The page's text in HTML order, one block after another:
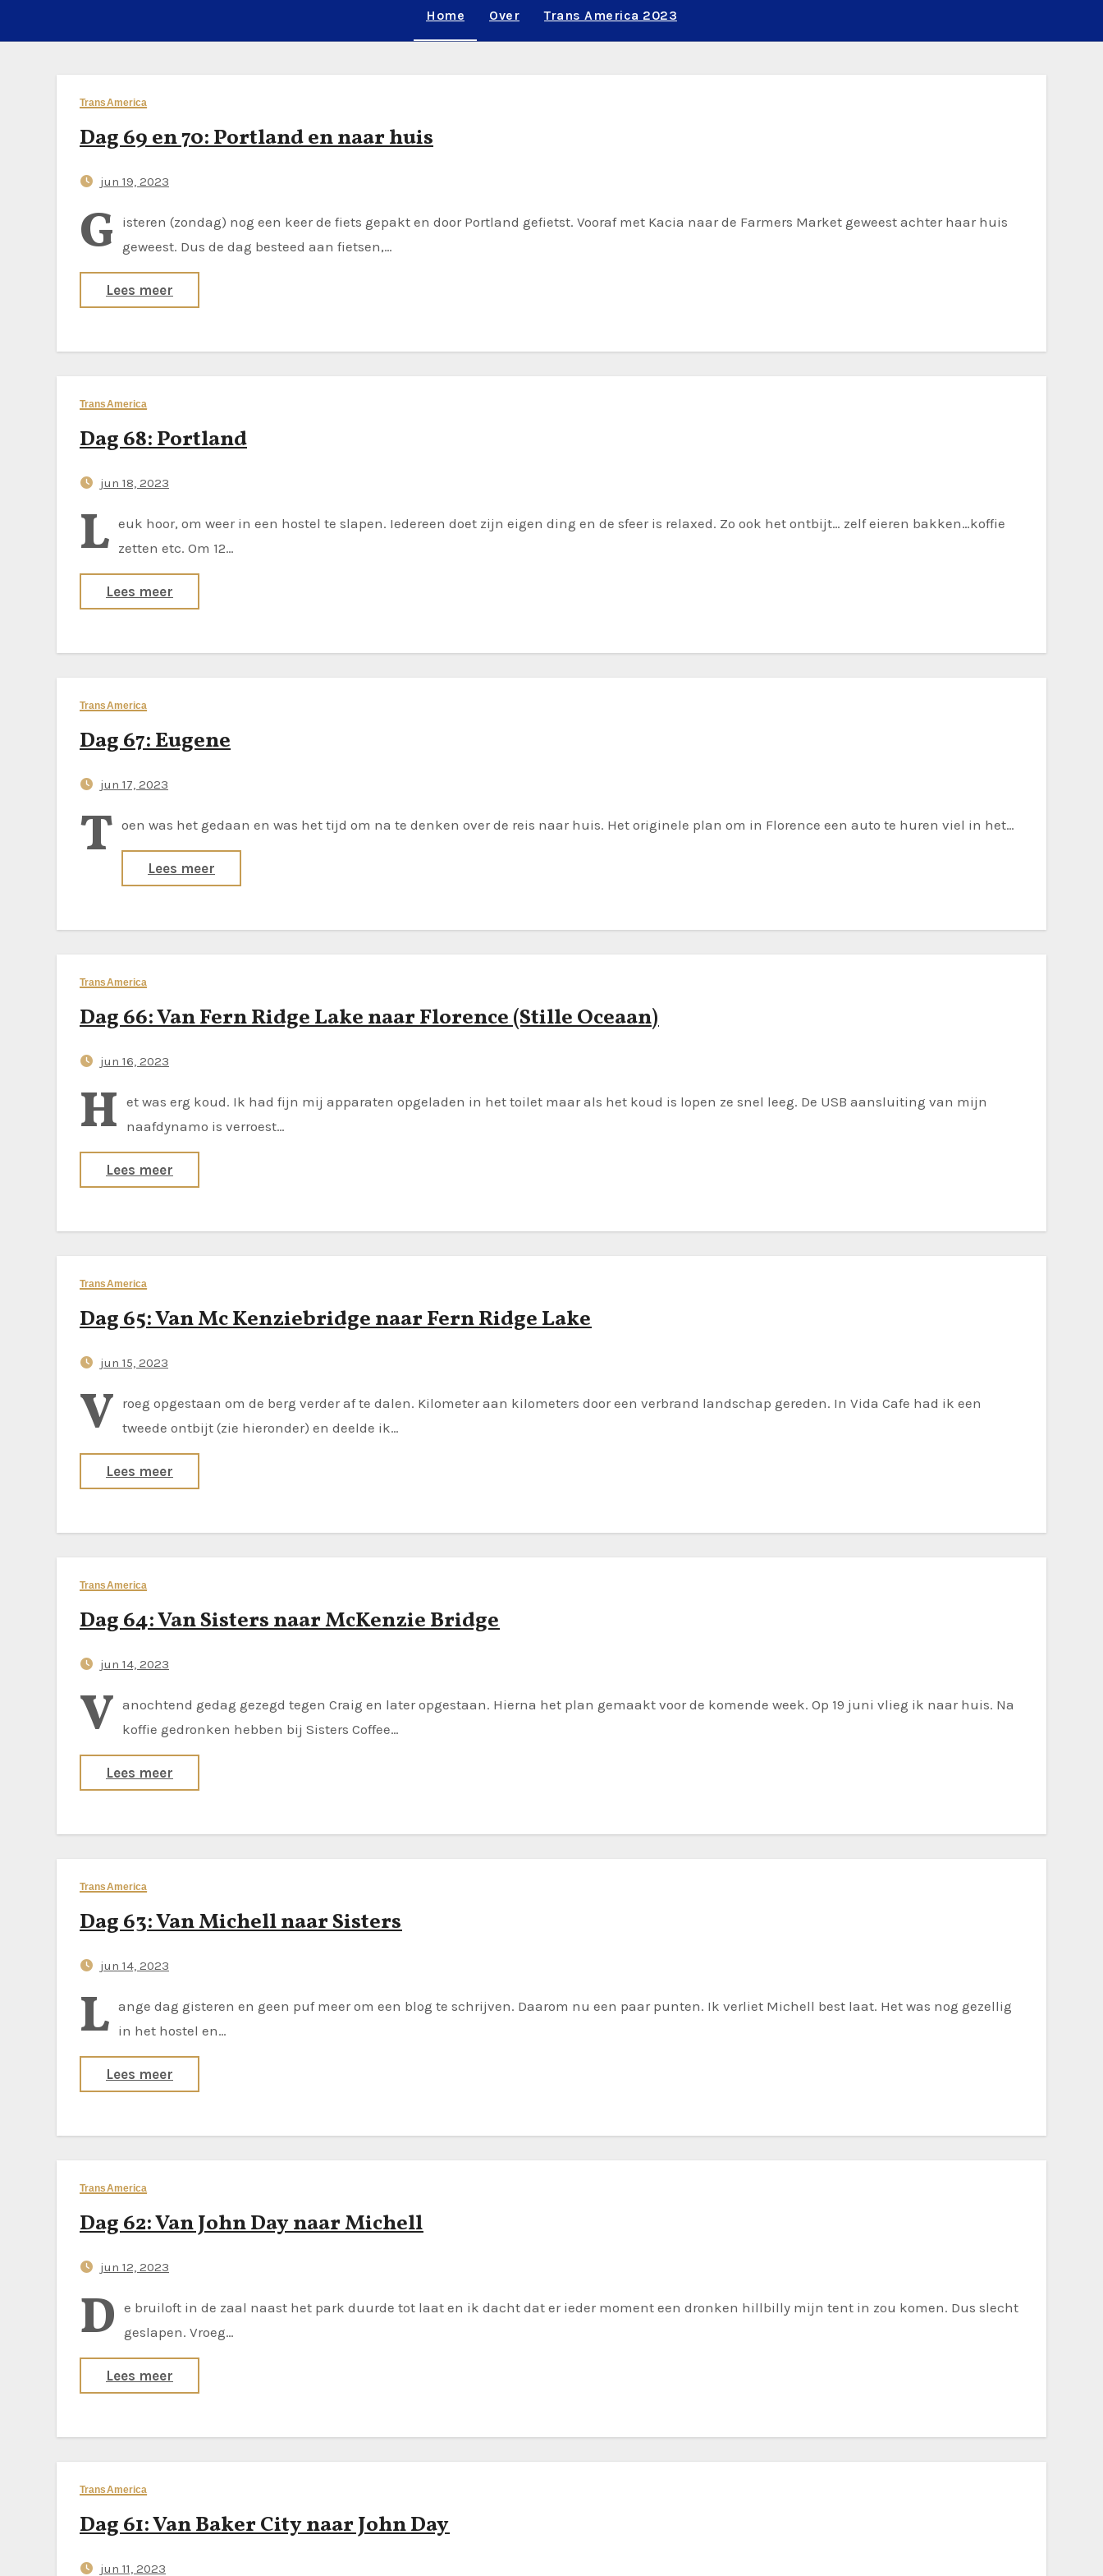
Home Over Trans America 2023
TransAmerica
Dag 69 en 70: Portland en naar huis
jun 19, 2023
G
isteren (zondag) nog een keer de fiets gepakt en door Portland gefietst. Vooraf met Kacia naar de Farmers Market geweest achter haar huis
geweest. Dus de dag besteed aan fietsen,…
Lees meer
TransAmerica
Dag 68: Portland
jun 18, 2023
L euk hoor, om weer in een hostel te slapen. Iedereen doet zijn eigen ding en de sfeer is relaxed. Zo ook het ontbijt… zelf eieren bakken…koffie
zetten etc. Om 12…
Lees meer
TransAmerica
Dag 67: Eugene
jun 17, 2023
T oen was het gedaan en was het tijd om na te denken over de reis naar huis. Het originele plan om in Florence een auto te huren viel in het…
Lees meer
TransAmerica
Dag 66: Van Fern Ridge Lake naar Florence (Stille Oceaan)
jun 16, 2023
H et was erg koud. Ik had fijn mij apparaten opgeladen in het toilet maar als het koud is lopen ze snel leeg. De USB aansluiting van mijn
naafdynamo is verroest…
Lees meer
TransAmerica
Dag 65: Van Mc Kenziebridge naar Fern Ridge Lake
jun 15, 2023
V roeg opgestaan om de berg verder af te dalen. Kilometer aan kilometers door een verbrand landschap gereden. In Vida Cafe had ik een
tweede ontbijt (zie hieronder) en deelde ik…
Lees meer
TransAmerica
Dag 64: Van Sisters naar McKenzie Bridge
jun 14, 2023
V anochtend gedag gezegd tegen Craig en later opgestaan. Hierna het plan gemaakt voor de komende week. Op 19 juni vlieg ik naar huis. Na
koffie gedronken hebben bij Sisters Coffee…
Lees meer
TransAmerica
Dag 63: Van Michell naar Sisters
jun 14, 2023
L ange dag gisteren en geen puf meer om een blog te schrijven. Daarom nu een paar punten. Ik verliet Michell best laat. Het was nog gezellig
in het hostel en…
Lees meer
TransAmerica
Dag 62: Van John Day naar Michell
jun 12, 2023
D e bruiloft in de zaal naast het park duurde tot laat en ik dacht dat er ieder moment een dronken hillbilly mijn tent in zou komen. Dus slecht
geslapen. Vroeg…
Lees meer
TransAmerica
Dag 61: Van Baker City naar John Day
jun 11, 2023